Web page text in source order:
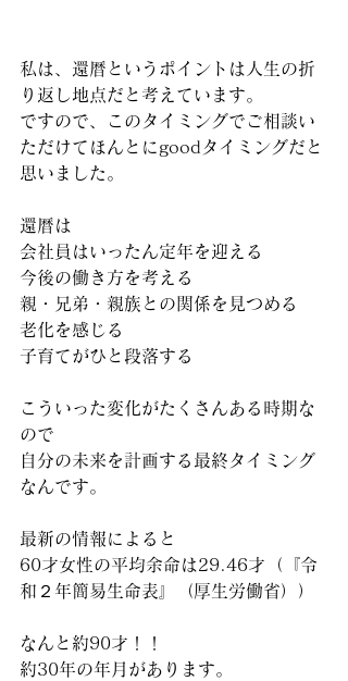
私は、還暦というポイントは人生の折
り返し地点だと考えています。
ですので、このタイミングでご相談い
ただけてほんとにgoodタイミングだと
思いました。
還暦は
会社員はいったん定年を迎える
今後の働き方を考える
親・兄弟・親族との関係を見つめる
老化を感じる
子育てがひと段落する
こういった変化がたくさんある時期な
ので
自分の未来を計画する最終タイミング
なんです。
最新の情報によると
60才女性の平均余命は29.46才（ 『令
和２年簡易生命表』（厚生労働省））
なんと約90才！！
約30年の年月があります。